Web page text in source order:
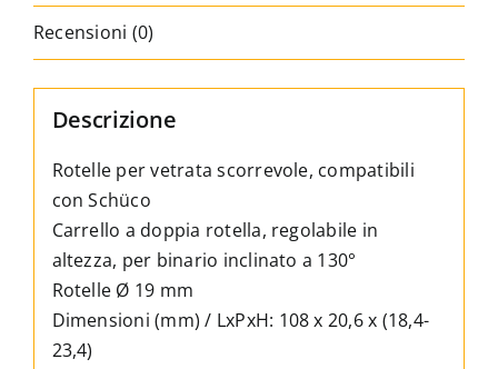
quantità
Recensioni (0)
Descrizione
Rotelle per vetrata scorrevole, compatibili
con Schüco
Carrello a doppia rotella, regolabile in
altezza, per binario inclinato a 130°
Rotelle Ø 19 mm
Dimensioni (mm) / LxPxH: 108 x 20,6 x (18,4-
23,4)